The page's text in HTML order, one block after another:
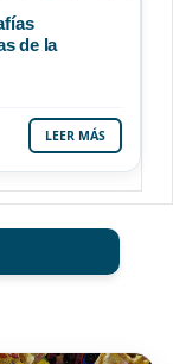
de la
LEER MÁS